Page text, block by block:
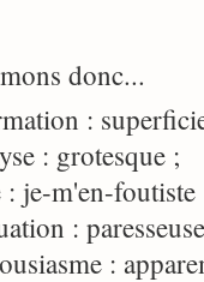
donc...
:
: grotesque ;
: je-m'en-foutiste
:
: